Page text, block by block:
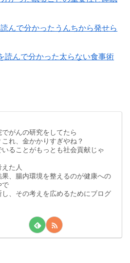
んで分かったうんちから発せら
読んで分かった太らない食事術
でがんの研究をしてたら
これ、金かかりすぎやね？
いることがもっとも社会貢献じゃ
えた人
果、腸内環境を整えるのが健康への
で
し、その考えを広めるためにブログ